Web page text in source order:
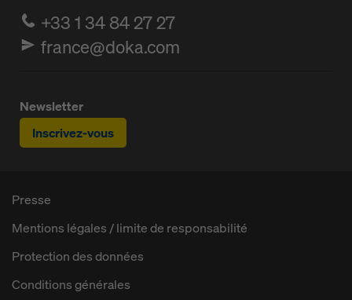
+33 1 34 84 27 27
france@doka.com
Newsletter
Inscrivez-vous
Presse
Mentions légales / limite de responsabilité
Protection des données
Conditions générales